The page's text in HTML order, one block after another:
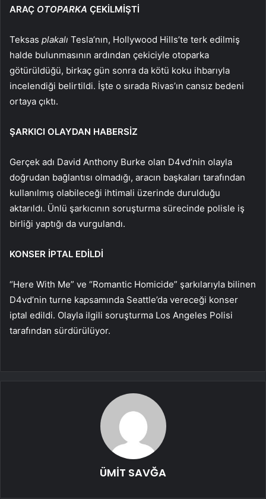
ARAÇ OTOPARKA ÇEKİLMİŞTİ
Teksas plakalı Tesla’nın, Hollywood Hills’te terk edilmiş
halde bulunmasının ardından çekiciyle otoparka
götürüldüğü, birkaç gün sonra da kötü koku ihbarıyla
incelendiği belirtildi. İşte o sırada Rivas’ın cansız bedeni
ortaya çıktı.
ŞARKICI OLAYDAN HABERSİZ
Gerçek adı David Anthony Burke olan D4vd’nin olayla
doğrudan bağlantısı olmadığı, aracın başkaları tarafından
kullanılmış olabileceği ihtimali üzerinde durulduğu
aktarıldı. Ünlü şarkıcının soruşturma sürecinde polisle iş
birliği yaptığı da vurgulandı.
KONSER İPTAL EDİLDİ
“Here With Me” ve “Romantic Homicide” şarkılarıyla bilinen
D4vd’nin turne kapsamında Seattle’da vereceği konser
iptal edildi. Olayla ilgili soruşturma Los Angeles Polisi
tarafından sürdürülüyor.
ÜMİT SAVĞA